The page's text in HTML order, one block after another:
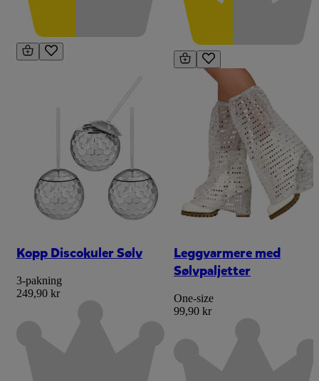
Kopp Discokuler Sølv
3-pakning
249,90 kr
Leggvarmere med
Sølvpaljetter
One-size
99,90 kr